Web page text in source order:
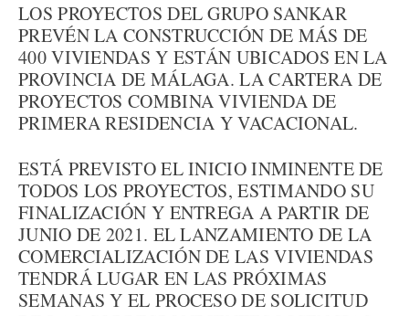
LOS PROYECTOS DEL GRUPO SANKAR
PREVÉN LA CONSTRUCCIÓN DE MÁS DE
400 VIVIENDAS Y ESTÁN UBICADOS EN LA
PROVINCIA DE MÁLAGA. LA CARTERA DE
PROYECTOS COMBINA VIVIENDA DE
PRIMERA RESIDENCIA Y VACACIONAL.
ESTÁ PREVISTO EL INICIO INMINENTE DE
TODOS LOS PROYECTOS, ESTIMANDO SU
FINALIZACIÓN Y ENTREGA A PARTIR DE
JUNIO DE 2021. EL LANZAMIENTO DE LA
COMERCIALIZACIÓN DE LAS VIVIENDAS
TENDRÁ LUGAR EN LAS PRÓXIMAS
SEMANAS Y EL PROCESO DE SOLICITUD